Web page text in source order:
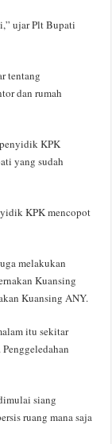
ujar Plt Bupati
tentang
dan rumah
KPK
yang sudah
KPK mencopot
melakukan
Kuansing
Kuansing ANY.
itu sekitar
siang
ruang mana saja